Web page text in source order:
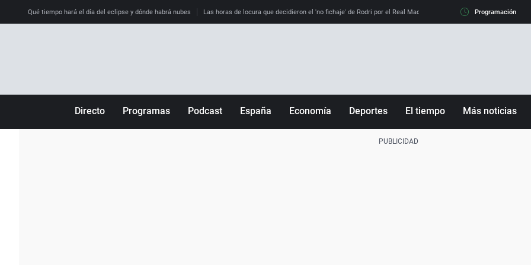
Qué tiempo hará el día del eclipse y dónde habrá nubes Las horas de locura que decidieron el 'no fichaje' de Rodri por el Real Madrid y su 'sí' al Barça La llamada
Programación
Directo Programas Podcast España Economía Deportes El tiempo Más noticias